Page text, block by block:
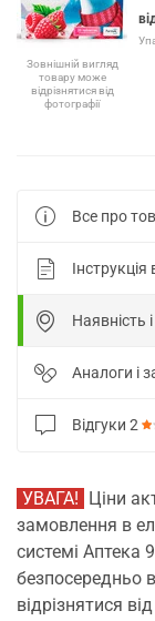
Зовнішній вигляд
товару може
відрізнятися від
фотографії
Все про
Наявність і
Аналоги і
Відгуки 2
УВАГА! Ціни
замовлення в
системі Аптека
безпосередньо
відрізнятися